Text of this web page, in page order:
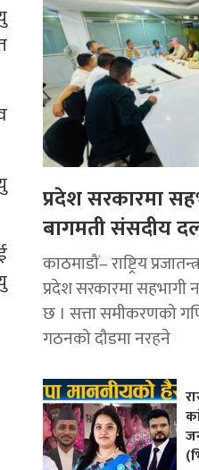
प्रदेश सरकारमा
बागमती संसदीय
काठमाडौं– राष्ट्रिय
प्रदेश सरकारमा
छ । सत्ता समीकरणको
गठनको दौडमा नरहने